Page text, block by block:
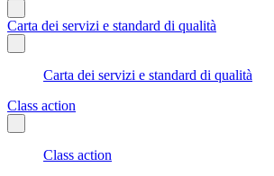
Carta dei servizi e standard di qualità
Carta dei servizi e standard di qualità
Class action
Class action